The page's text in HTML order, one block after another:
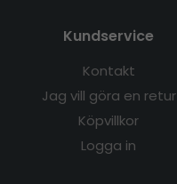
Kundservice
Kontakt
Jag vill göra en retur
Köpvillkor
Logga in